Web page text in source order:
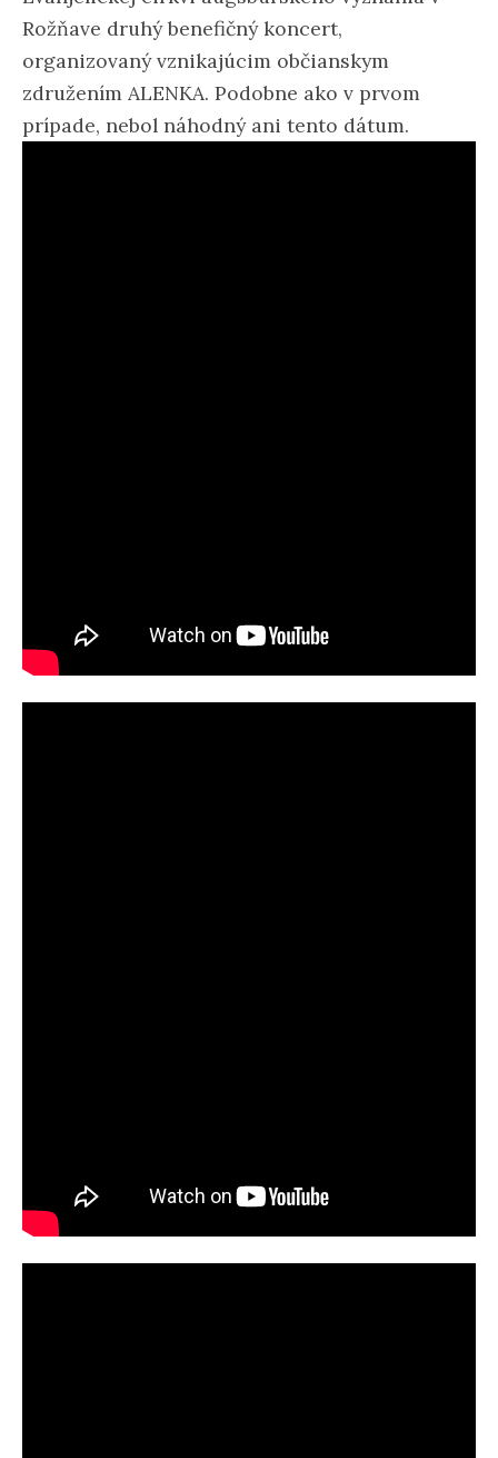
Rožňave druhý benefičný koncert,
organizovaný vznikajúcim občianskym
združením ALENKA. Podobne ako v prvom
prípade, nebol náhodný ani tento dátum.